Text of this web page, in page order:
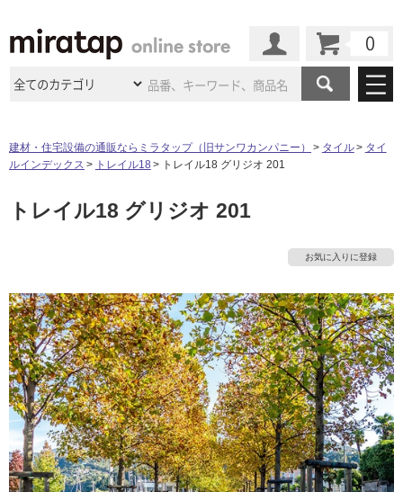
商品カテゴリ
キッチン
トイレ
扉
エクステリア（外構）
ウッドデッキ フローリング・床材
収納 インテリア・家具
照明 ペット用品
内装用建材 パネル・壁材
施工事例
施工事例 法人案件納入事例
インタビュー
店舗・施設事例
ショールーム
ショールーム
大阪ショールーム 仙台ショールーム
名古屋ショールーム 京都ショールーム
福岡ショールーム 札幌スマートショールー
ム
横浜スマートショールー
ム
ウェルビーみのおHDC
BOX
サポート
ご利用ガイド 初めての方へ
よくある質問 お問い合わせ
修理お問い合わせ クレーム公開
説明書・図面検索 水まわり3年保証
その他サービス
ミラタップと創る家
ASOLIE
工事会社紹介Coziコンシ
ェルジュ
自分らしい家づくり
SUVACO
最高のリノベ会社がみつ
かるリノベりす
建材・住宅設備の通販ならミラタップ（旧サンワカンパニー） タイル
タイ
ルインデックス
トレイル18 トレイル18 グリジオ 201
トレイル18 グリジオ 201
お気に入りに登録